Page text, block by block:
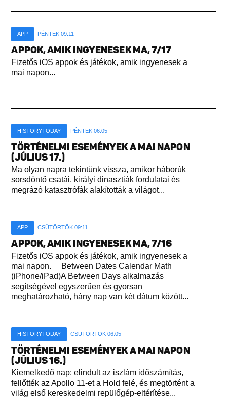
APP PÉNTEK 09:11
APPOK, AMIK INGYENESEK MA, 7/17
Fizetős iOS appok és játékok, amik ingyenesek a
mai napon...
HISTORYTODAY PÉNTEK 06:05
TÖRTÉNELMI ESEMÉNYEK A MAI NAPON
(JÚLIUS 17.)
Ma olyan napra tekintünk vissza, amikor háborúk
sorsdöntő csatái, királyi dinasztiák fordulatai és
megrázó katasztrófák alakították a világot...
APP CSÜTÖRTÖK 09:11
APPOK, AMIK INGYENESEK MA, 7/16
Fizetős iOS appok és játékok, amik ingyenesek a
mai napon. Between Dates Calendar Math
(iPhone/iPad)A Between Days alkalmazás
segítségével egyszerűen és gyorsan
meghatározható, hány nap van két dátum között...
HISTORYTODAY CSÜTÖRTÖK 06:05
TÖRTÉNELMI ESEMÉNYEK A MAI NAPON
(JÚLIUS 16.)
Kiemelkedő nap: elindult az iszlám időszámítás,
fellőtték az Apollo 11-et a Hold felé, és megtörtént a
világ első kereskedelmi repülőgép-eltérítése...